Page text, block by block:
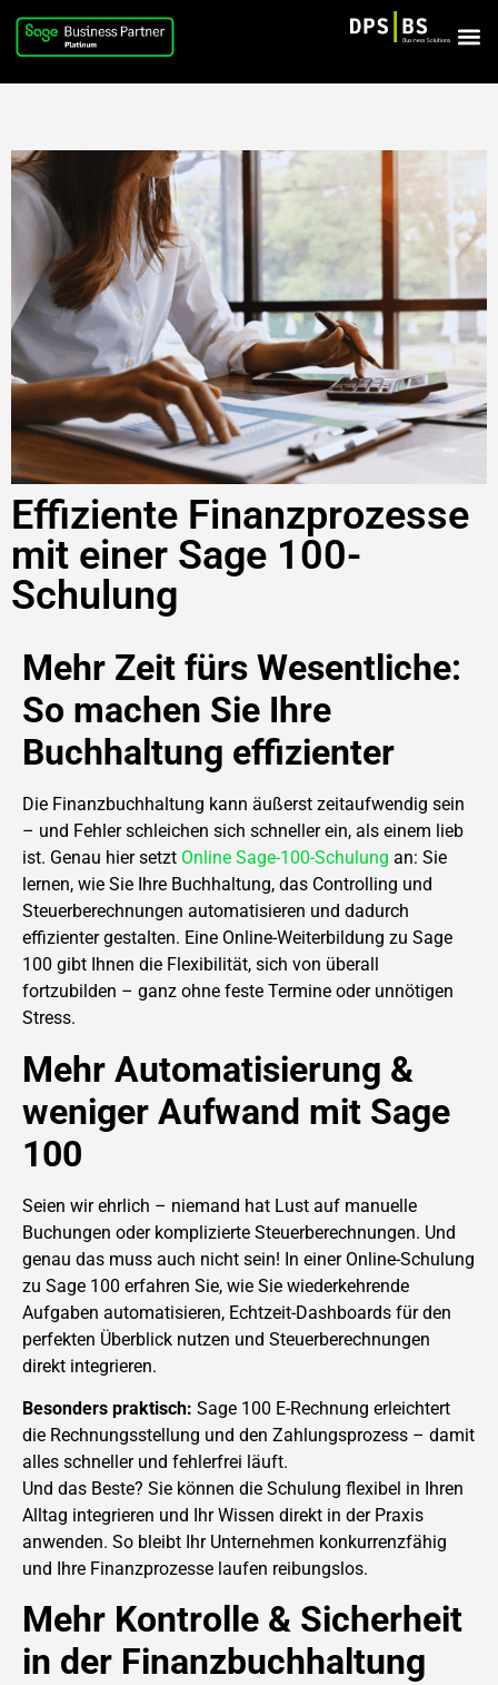
Effiziente Finanzprozesse
mit einer Sage 100-
Schulung
Mehr Zeit fürs Wesentliche:
So machen Sie Ihre
Buchhaltung effizienter
Die Finanzbuchhaltung kann äußerst zeitaufwendig sein
– und Fehler schleichen sich schneller ein, als einem lieb
ist. Genau hier setzt Online Sage-100-Schulung an: Sie
lernen, wie Sie Ihre Buchhaltung, das Controlling und
Steuerberechnungen automatisieren und dadurch
effizienter gestalten. Eine Online-Weiterbildung zu Sage
100 gibt Ihnen die Flexibilität, sich von überall
fortzubilden – ganz ohne feste Termine oder unnötigen
Stress.
Mehr Automatisierung &
weniger Aufwand mit Sage
100
Seien wir ehrlich – niemand hat Lust auf manuelle
Buchungen oder komplizierte Steuerberechnungen. Und
genau das muss auch nicht sein! In einer Online-Schulung
zu Sage 100 erfahren Sie, wie Sie wiederkehrende
Aufgaben automatisieren, Echtzeit-Dashboards für den
perfekten Überblick nutzen und Steuerberechnungen
direkt integrieren.
Besonders praktisch: Sage 100 E-Rechnung erleichtert
die Rechnungsstellung und den Zahlungsprozess – damit
alles schneller und fehlerfrei läuft.
Und das Beste? Sie können die Schulung flexibel in Ihren
Alltag integrieren und Ihr Wissen direkt in der Praxis
anwenden. So bleibt Ihr Unternehmen konkurrenzfähig
und Ihre Finanzprozesse laufen reibungslos.
Mehr Kontrolle & Sicherheit
in der Finanzbuchhaltung